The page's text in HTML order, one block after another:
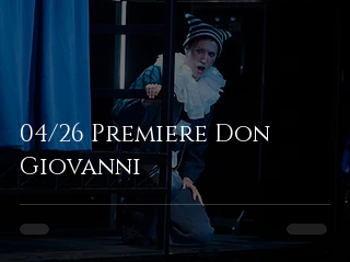
04/26 Premiere Don
Giovanni